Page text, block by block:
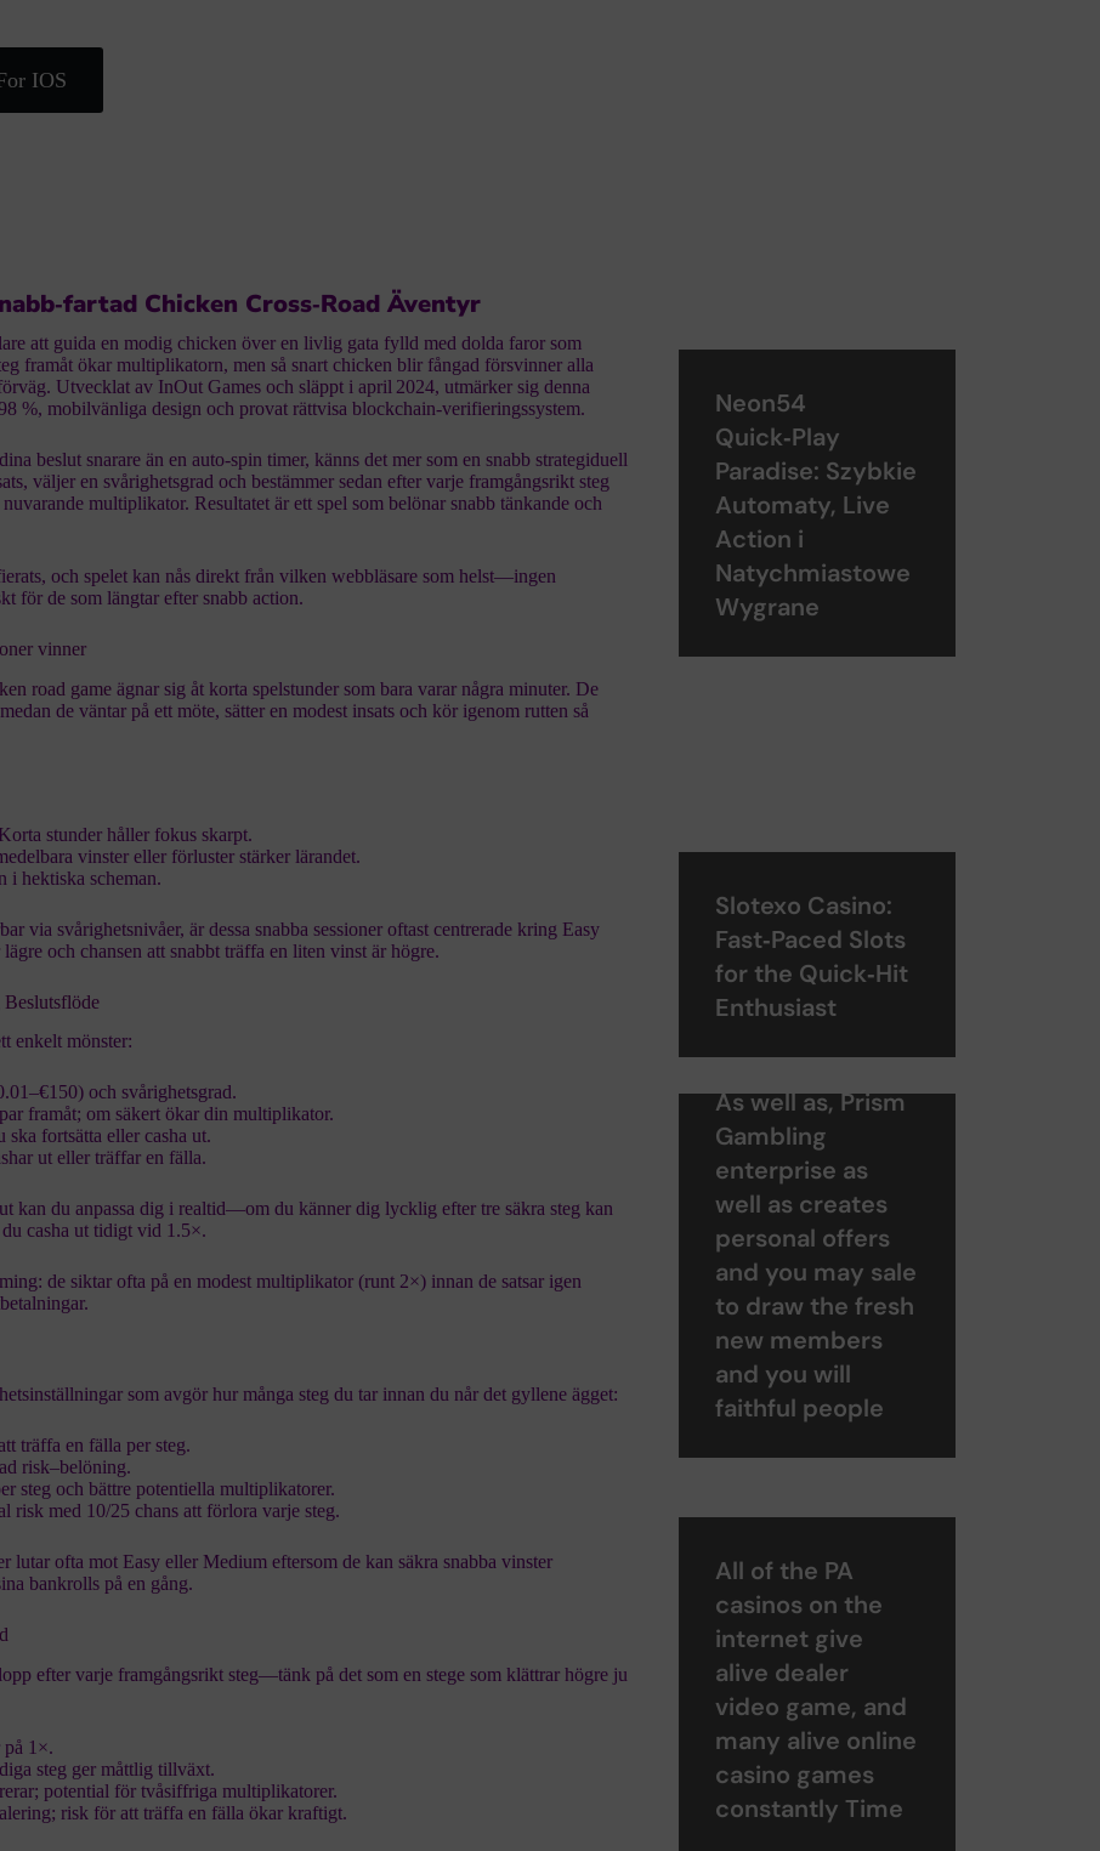
IOS
Chicken Cross‑Road Äventyr
att guida en modig chicken över en livlig gata fylld med dolda faror som
framåt ökar multiplikatorn, men så snart chicken blir fångad försvinner alla
Utvecklat av InOut Games och släppt i april 2024, utmärker sig denna
%, mobilvänliga design och provat rättvisa blockchain-verifieringssystem.
beslut snarare än en auto‑spin timer, känns det mer som en snabb strategiduell
väljer en svårighetsgrad och bestämmer sedan efter varje framgångsrikt steg
multiplikator. Resultatet är ett spel som belönar snabb tänkande och
och spelet kan nås direkt från vilken webbläsare som helst—ingen
för de som längtar efter snabb action.
vinner
road game ägnar sig åt korta spelstunder som bara varar några minuter. De
de väntar på ett möte, sätter en modest insats och kör igenom rutten så
stunder håller fokus skarpt.
vinster eller förluster stärker lärandet.
i hektiska scheman.
via svårighetsnivåer, är dessa snabba sessioner oftast centrerade kring Easy
och chansen att snabbt träffa en liten vinst är högre.
Beslutsflöde
enkelt mönster:
och svårighetsgrad.
framåt; om säkert ökar din multiplikator.
ska fortsätta eller casha ut.
ut eller träffar en fälla.
kan du anpassa dig i realtid—om du känner dig lycklig efter tre säkra steg kan
casha ut tidigt vid 1.5×.
de siktar ofta på en modest multiplikator (runt 2×) innan de satsar igen
som avgör hur många steg du tar innan du når det gyllene ägget:
träffa en fälla per steg.
risk–belöning.
steg och bättre potentiella multiplikatorer.
risk med 10/25 chans att förlora varje steg.
lutar ofta mot Easy eller Medium eftersom de kan säkra snabba vinster
bankrolls på en gång.
efter varje framgångsrikt steg—tänk på det som en stege som klättrar högre ju
1×.
steg ger måttlig tillväxt.
potential för tvåsiffriga multiplikatorer.
risk för att träffa en fälla ökar kraftigt.
Neon54
Quick‑Play
Paradise: Szybkie
Automaty, Live
Action i
Natychmiastowe
Wygrane
Slotexo Casino:
Fast‑Paced Slots
for the Quick‑Hit
Enthusiast
As well as, Prism
Gambling
enterprise as
well as creates
personal offers
and you may sale
to draw the fresh
new members
and you will
faithful people
All of the PA
casinos on the
internet give
alive dealer
video game, and
many alive online
casino games
constantly Time